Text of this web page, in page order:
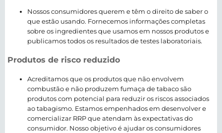
Nossos consumidores querem e têm o direito de saber o
que estão usando. Fornecemos informações completas
sobre os ingredientes que usamos em nossos produtos e
publicamos todos os resultados de testes laboratoriais.
Produtos de risco reduzido
Acreditamos que os produtos que não envolvem
combustão e não produzem fumaça de tabaco são
produtos com potencial para reduzir os riscos associados
ao tabagismo. Estamos empenhados em desenvolver e
comercializar RRP que atendam às expectativas do
consumidor. Nosso objetivo é ajudar os consumidores